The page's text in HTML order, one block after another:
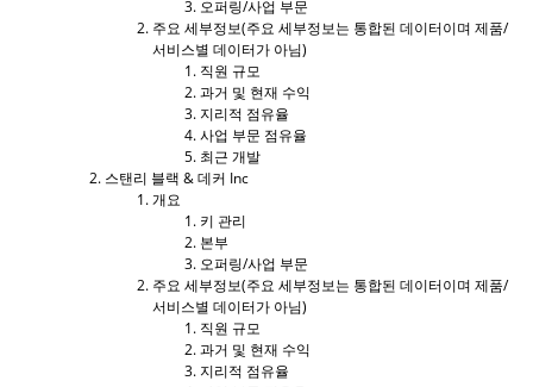
오퍼링/사업 부문
주요 세부정보(주요 세부정보는 통합된 데이터이며 제품/
서비스별 데이터가 아님)
직원 규모
과거 및 현재 수익
지리적 점유율
사업 부문 점유율
최근 개발
스탠리 블랙 & 데커 Inc
개요
키 관리
본부
오퍼링/사업 부문
주요 세부정보(주요 세부정보는 통합된 데이터이며 제품/
서비스별 데이터가 아님)
직원 규모
과거 및 현재 수익
지리적 점유율